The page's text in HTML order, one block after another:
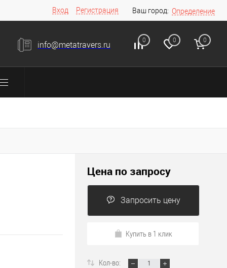
Вход Регистрация Ваш город: Определение
info@metatravers.ru 0 0 0
Цена по запросу
Запросить цену
Купить в 1 клик
Кол-во: